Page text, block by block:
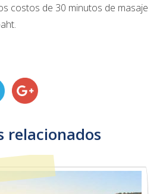
costos de 30 minutos de masaje
relacionados